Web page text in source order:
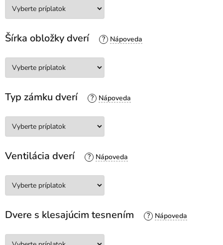
Šírka obložky dverí ?
Typ zámku dverí ?
Ventilácia dverí ?
Dvere s klesajúcim tesnením ?